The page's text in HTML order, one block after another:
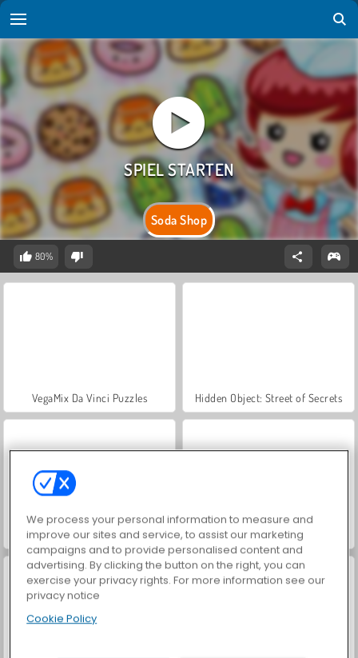
Soda Shop
80%
VegaMix Da Vinci Puzzles Hidden Object: Street of Secrets
Farm Merge Valley Car Parking City Duel
We process your personal information to measure and
improve our sites and service, to assist our marketing
campaigns and to provide personalised content and
advertising. By clicking the button on the right, you can
exercise your privacy rights. For more information see our
privacy notice
Cookie Policy